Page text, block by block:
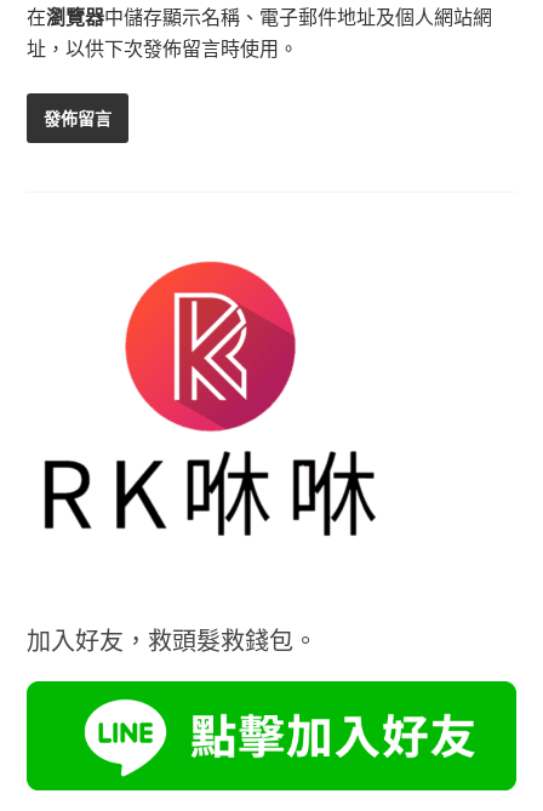
在瀏覽器中儲存顯示名稱、電子郵件地址及個人網站網
址，以供下次發佈留言時使用。
加入好友，救頭髮救錢包。